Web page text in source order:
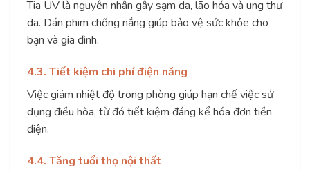
Tia UV là nguyên nhân gây sạm da, lão hóa và ung thư
da. Dán phim chống nắng giúp bảo vệ sức khỏe cho
bạn và gia đình.
4.3. Tiết kiệm chi phí điện năng
Việc giảm nhiệt độ trong phòng giúp hạn chế việc sử
dụng điều hòa, từ đó tiết kiệm đáng kể hóa đơn tiền
điện.
4.4. Tăng tuổi thọ nội thất